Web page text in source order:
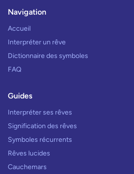
Navigation
Accueil
Interpréter un rêve
Dictionnaire des symboles
FAQ
Guides
Interpréter ses rêves
Signification des rêves
Symboles récurrents
Rêves lucides
Cauchemars